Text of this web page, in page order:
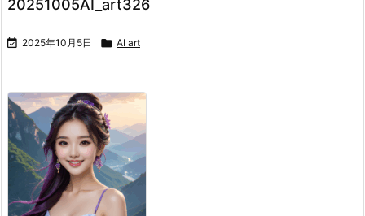
20251005AI_art326
 2025年10月5日  AI art